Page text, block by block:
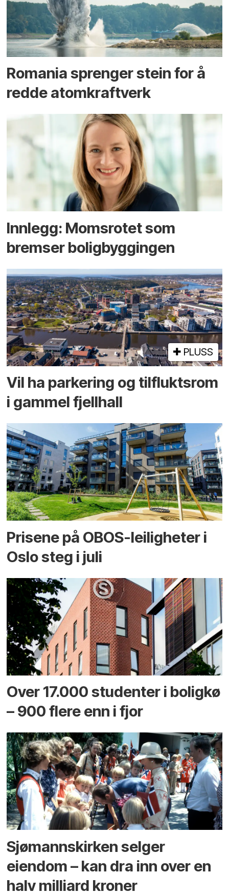
Romania sprenger stein for å
redde atomkraftverk
Innlegg: Moms­rotet som
bremser bolig­byggingen
PLUSS
Vil ha parkering og tilflukts­rom
i gammel fjellhall
Prisene på OBOS-leiligheter i
Oslo steg i juli
Over 17.000 studenter i boligkø
– 900 flere enn i fjor
Sjømannskirken selger
eiendom – kan dra inn over en
halv milliard kroner